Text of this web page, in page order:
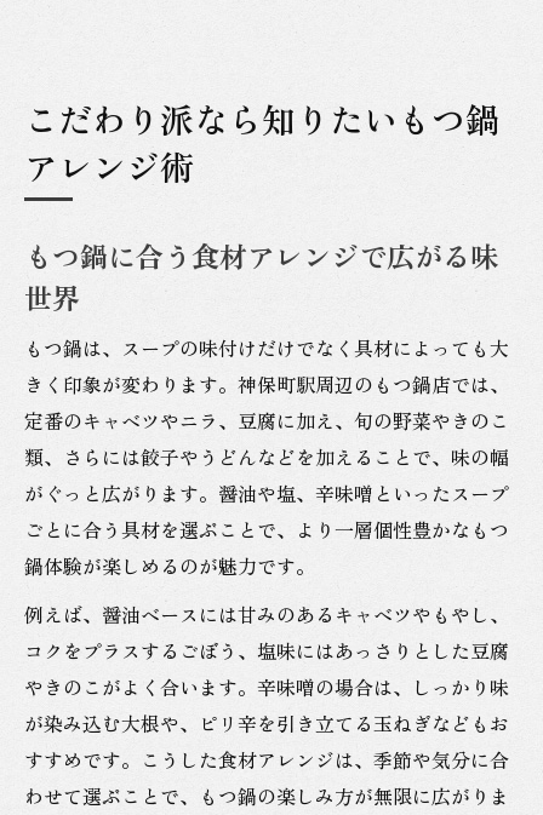
こだわり派なら知りたいもつ鍋
アレンジ術
もつ鍋に合う食材アレンジで広がる味
世界
もつ鍋は、スープの味付けだけでなく具材によっても大
きく印象が変わります。神保町駅周辺のもつ鍋店では、
定番のキャベツやニラ、豆腐に加え、旬の野菜やきのこ
類、さらには餃子やうどんなどを加えることで、味の幅
がぐっと広がります。醤油や塩、辛味噌といったスープ
ごとに合う具材を選ぶことで、より一層個性豊かなもつ
鍋体験が楽しめるのが魅力です。
例えば、醤油ベースには甘みのあるキャベツやもやし、
コクをプラスするごぼう、塩味にはあっさりとした豆腐
やきのこがよく合います。辛味噌の場合は、しっかり味
が染み込む大根や、ピリ辛を引き立てる玉ねぎなどもお
すすめです。こうした食材アレンジは、季節や気分に合
わせて選ぶことで、もつ鍋の楽しみ方が無限に広がりま